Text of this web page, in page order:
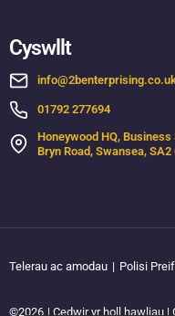
Cyswllt
01792 277694
Honeywood HQ, Business
Bryn Road, Swansea, SA2
Telerau ac amodau | Polisi
©2026 | Cedwir yr holl hawliau